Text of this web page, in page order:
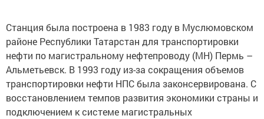
Станция была построена в 1983 году в Муслюмовском
районе Республики Татарстан для транспортировки
нефти по магистральному нефтепроводу (МН) Пермь –
Альметьевск. В 1993 году из-за сокращения объемов
транспортировки нефти НПС была законсервирована. С
восстановлением темпов развития экономики страны и
подключением к системе магистральных